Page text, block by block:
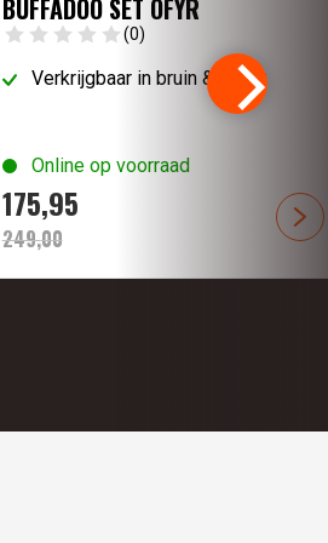
BUFFADOO SET OFYR
(0)
Verkrijgbaar in bruin & zwart
Online op voorraad
249,00
175,95